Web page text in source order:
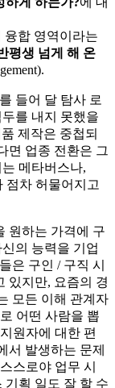
융합 영역이라는
평생 넘게 해 온
들어 달 탐사 로
를 내지 못했을
제작은 중첩되
면 업종 전환은 그
메타버스나,
점차 허물어지고
원하는 가격에 구
의 능력을 기업
은 구인 / 구직 시
있지만, 요즘의 경
모든 이해 관계자
어떤 사람을 뽑
원자에 대한 편
서 발생하는 문제
스로야 업무 시
기획 일도 잘 할 수